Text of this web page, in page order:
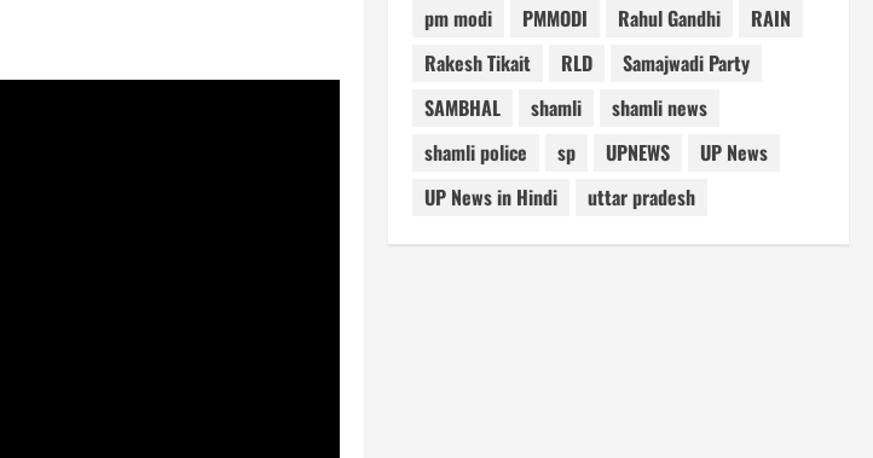
pm modi
PMMODI Rahul Gandhi
RAIN
Rakesh Tikait
RLD
Samajwadi Party
SAMBHAL
shamli
shamli news
shamli police
sp UPNEWS
UP News
UP News in Hindi
uttar pradesh